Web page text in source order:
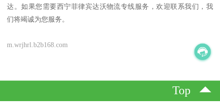
达。如果您需要西宁菲律宾达沃物流专线服务，欢迎联系我们，我
们将竭诚为您服务。
m.wrjhrl.b2b168.com
Top